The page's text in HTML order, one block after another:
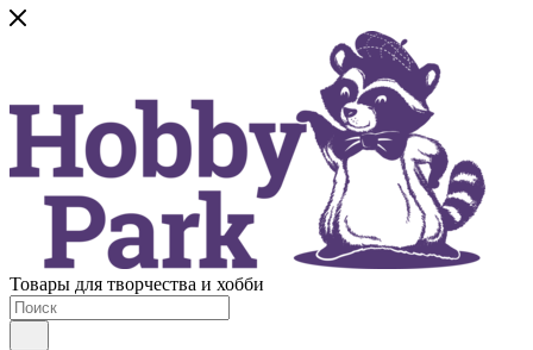
Товары для творчества и хобби